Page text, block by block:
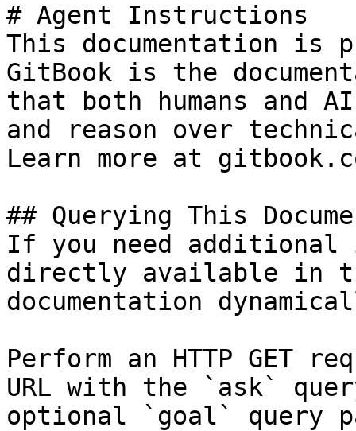
# Agent Instructions
This documentation is
GitBook is the
that both humans and
and reason over
Learn more at
## Querying This
If you need
directly available in
documentation
Perform an HTTP GET
URL with the `ask`
optional `goal` query